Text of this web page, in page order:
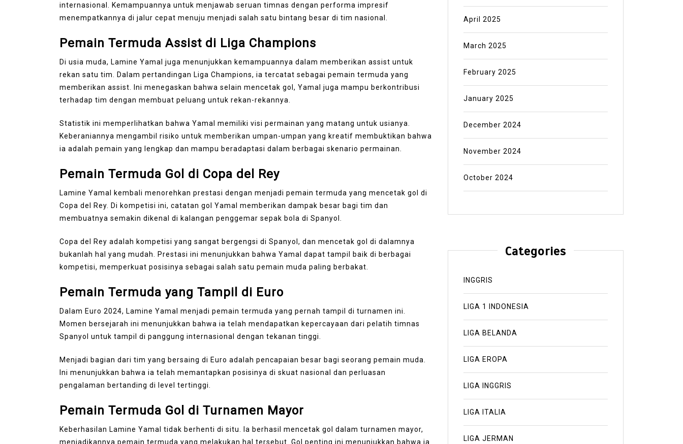
internasional. Kemampuannya untuk menjawab seruan timnas dengan performa impresif
menempatkannya di jalur cepat menuju menjadi salah satu bintang besar di tim nasional.
Pemain Termuda Assist di Liga Champions
Di usia muda, Lamine Yamal juga menunjukkan kemampuannya dalam memberikan assist untuk
rekan satu tim. Dalam pertandingan Liga Champions, ia tercatat sebagai pemain termuda yang
memberikan assist. Ini menegaskan bahwa selain mencetak gol, Yamal juga mampu berkontribusi
terhadap tim dengan membuat peluang untuk rekan-rekannya.
Statistik ini memperlihatkan bahwa Yamal memiliki visi permainan yang matang untuk usianya.
Keberaniannya mengambil risiko untuk memberikan umpan-umpan yang kreatif membuktikan bahwa
ia adalah pemain yang lengkap dan mampu beradaptasi dalam berbagai skenario permainan.
Pemain Termuda Gol di Copa del Rey
Lamine Yamal kembali menorehkan prestasi dengan menjadi pemain termuda yang mencetak gol di
Copa del Rey. Di kompetisi ini, catatan gol Yamal memberikan dampak besar bagi tim dan
membuatnya semakin dikenal di kalangan penggemar sepak bola di Spanyol.
Copa del Rey adalah kompetisi yang sangat bergengsi di Spanyol, dan mencetak gol di dalamnya
bukanlah hal yang mudah. Prestasi ini menunjukkan bahwa Yamal dapat tampil baik di berbagai
kompetisi, memperkuat posisinya sebagai salah satu pemain muda paling berbakat.
Pemain Termuda yang Tampil di Euro
Dalam Euro 2024, Lamine Yamal menjadi pemain termuda yang pernah tampil di turnamen ini.
Momen bersejarah ini menunjukkan bahwa ia telah mendapatkan kepercayaan dari pelatih timnas
Spanyol untuk tampil di panggung internasional dengan tekanan tinggi.
Menjadi bagian dari tim yang bersaing di Euro adalah pencapaian besar bagi seorang pemain muda.
Ini menunjukkan bahwa ia telah memantapkan posisinya di skuat nasional dan perluasan
pengalaman bertanding di level tertinggi.
Pemain Termuda Gol di Turnamen Mayor
Keberhasilan Lamine Yamal tidak berhenti di situ. Ia berhasil mencetak gol dalam turnamen mayor,
menjadikannya pemain termuda yang melakukan hal tersebut. Gol penting ini menunjukkan bahwa ia
April 2025
March 2025
February 2025
January 2025
December 2024
November 2024
October 2024
Categories
INGGRIS
LIGA 1 INDONESIA
LIGA BELANDA
LIGA EROPA
LIGA INGGRIS
LIGA ITALIA
LIGA JERMAN